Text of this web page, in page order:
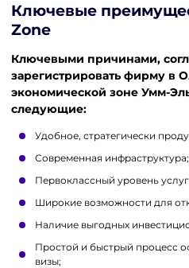
Ключевые
Zone
Ключевыми причинами,
зарегистрировать фирму в
экономической зоне Умм-
следующие:
Удобное, стратегически
Современная инфраструктура;
Первоклассный уровень
Широкие возможности для
Наличие выгодных
Простой и быстрый процесс
визы;